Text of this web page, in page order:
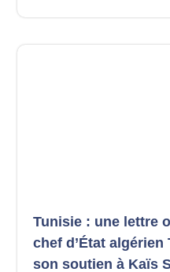
Tunisie : une lettre
chef d’État
son soutien à Kaïs